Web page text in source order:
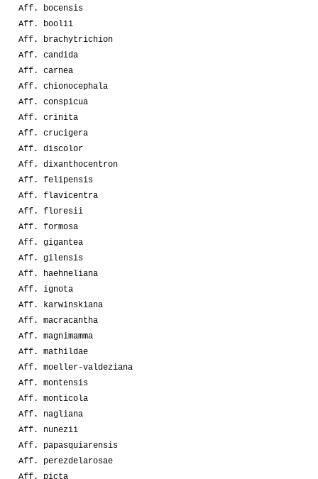
Aff. bocensis
Aff. boolii
Aff. brachytrichion
Aff. candida
Aff. carnea
Aff. chionocephala
Aff. conspicua
Aff. crinita
Aff. crucigera
Aff. discolor
Aff. dixanthocentron
Aff. felipensis
Aff. flavicentra
Aff. floresii
Aff. formosa
Aff. gigantea
Aff. gilensis
Aff. haehneliana
Aff. ignota
Aff. karwinskiana
Aff. macracantha
Aff. magnimamma
Aff. mathildae
Aff. moeller-valdeziana
Aff. montensis
Aff. monticola
Aff. nagliana
Aff. nunezii
Aff. papasquiarensis
Aff. perezdelarosae
Aff. picta